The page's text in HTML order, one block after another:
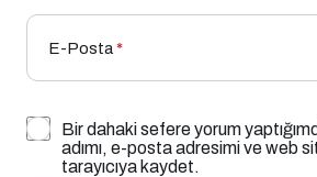
E-Posta*
Bir dahaki sefere yorum
adımı, e-posta adresimi ve web
tarayıcıya kaydet.